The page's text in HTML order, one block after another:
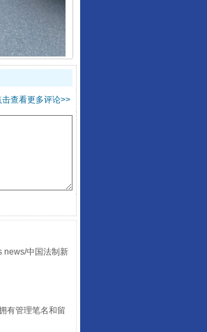
罚吗
击查看更多评论>>
news/中国法制新
有管理笔名和留